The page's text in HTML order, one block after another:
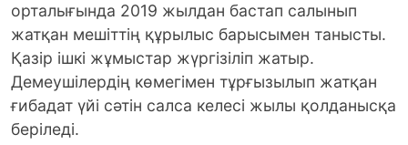
орталығында 2019 жылдан бастап салынып
жатқан мешіттің құрылыс барысымен танысты.
Қазір ішкі жұмыстар жүргізіліп жатыр.
Демеушілердің көмегімен тұрғызылып жатқан
ғибадат үйі сәтін салса келесі жылы қолданысқа
беріледі.